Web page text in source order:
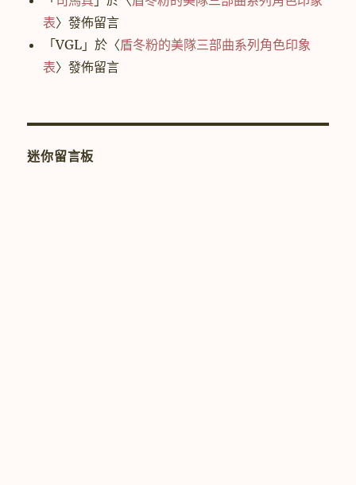
表〉發佈留言
「VGL 」於〈盾冬粉的美隊三部曲系列角色印象
表〉發佈留言
迷你留言板